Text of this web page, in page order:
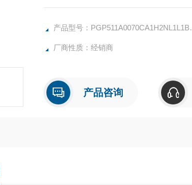
产品型
厂商性质：经销商
产品咨询